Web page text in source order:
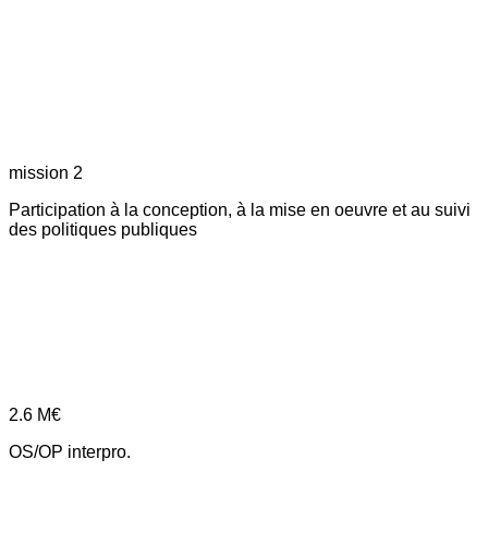
mission 2
Participation à la conception, à la mise en oeuvre et au suivi
des politiques publiques
2.6 M€
OS/OP interpro.